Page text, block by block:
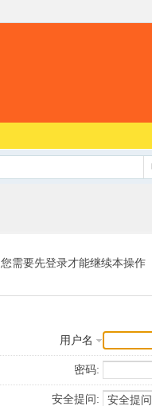
您需要先登录才能继续本操作
用户名
密码:
安全提问: